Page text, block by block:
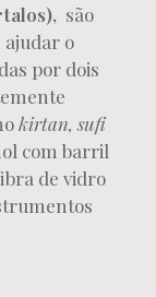
são
o
por dois
kirtan, sufi
com barril
de vidro